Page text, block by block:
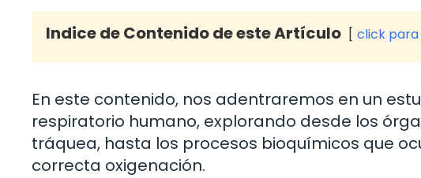
Indice de Contenido de este Artículo click
En este contenido, nos adentraremos en un
respiratorio humano, explorando desde los
tráquea, hasta los procesos bioquímicos que
correcta oxigenación.